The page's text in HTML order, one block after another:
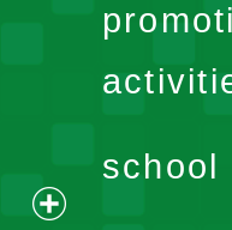
school